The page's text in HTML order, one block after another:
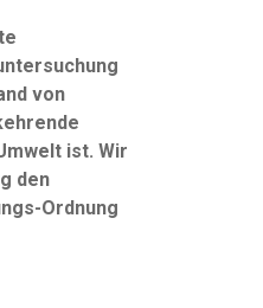
von
ist. Wir
den
Ordnung